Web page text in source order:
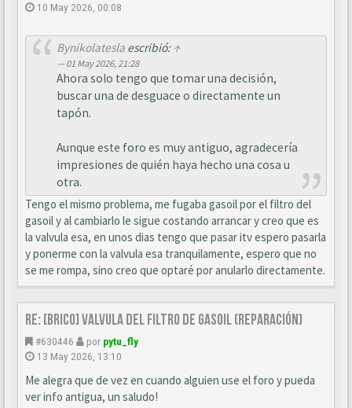
10 May 2026, 00:08
Bynikolateslaescribió: ↑
01 May 2026, 21:28
Ahora solo tengo que tomar una decisión,
buscar una de desguace o directamente un
tapón.
Aunque este foro es muy antiguo, agradecería
impresiones de quién haya hecho una cosa u
otra.
Tengo el mismo problema, me fugaba gasoil por el filtro del
gasoil y al cambiarlo le sigue costando arrancar y creo que es
la valvula esa, en unos dias tengo que pasar itv espero pasarla
y ponerme con la valvula esa tranquilamente, espero que no
se me rompa, sino creo que optaré por anularlo directamente.
Re: [BRICO] Valvula del filtro de gasoil (reparación)
#630446 por pytu_fly
13 May 2026, 13:10
Me alegra que de vez en cuando alguien use el foro y pueda
ver info antigua, un saludo!